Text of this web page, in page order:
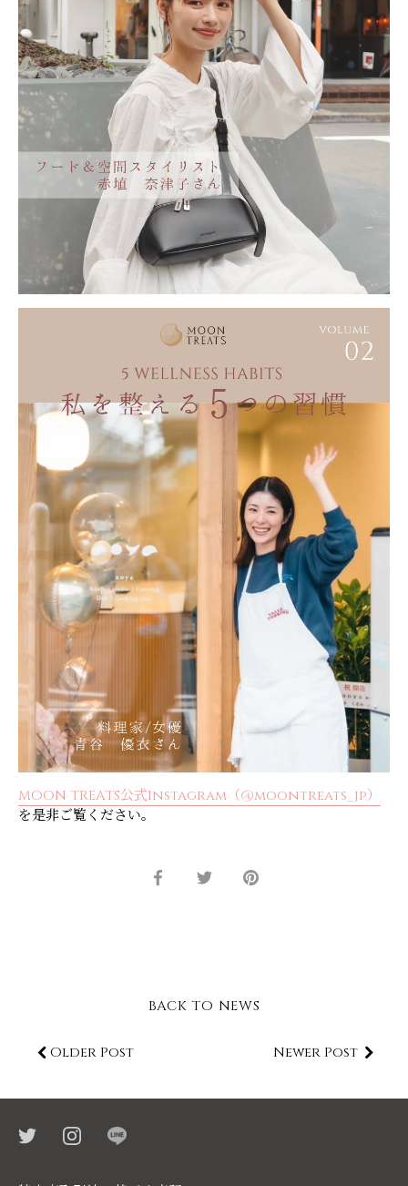
MOON TREATS公式Instagram（@moontreats_jp）
を是非ご覧ください。
Share Share Pin
BACK TO NEWS
Older Post Newer Post